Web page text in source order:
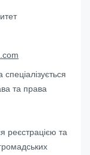
та права
реєстрацією та